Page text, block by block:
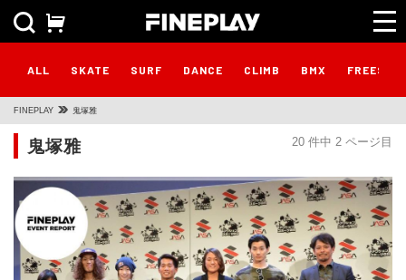
ALL SKATE SURF DANCE CLIMB BMX
FINEPLAY 鬼塚雅
20 件中 2 ページ目
鬼塚雅